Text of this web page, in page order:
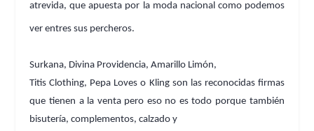
atrevida, que apuesta por la moda nacional como podemos
ver entres sus percheros.
Surkana, Divina Providencia, Amarillo Limón,
Titis Clothing, Pepa Loves o Kling son las reconocidas firmas
que tienen a la venta pero eso no es todo porque también
bisutería, complementos, calzado y